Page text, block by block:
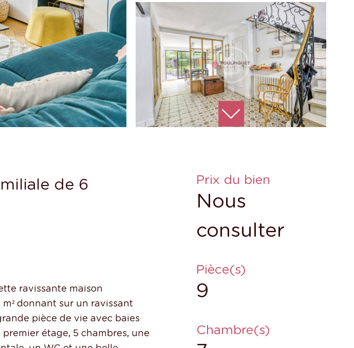
de 6
ravissante maison
donnant sur un ravissant
pièce de vie avec baies
étage, 5 chambres, une
Prix du bien
Nous
consulter
Pièce(s)
9
Chambre(s)